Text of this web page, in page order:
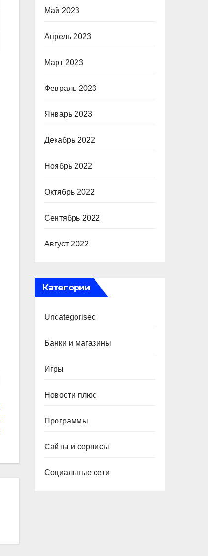
Май 2023
Апрель 2023
Март 2023
Февраль 2023
Январь 2023
Декабрь 2022
Ноябрь 2022
Октябрь 2022
Сентябрь 2022
Август 2022
Категории
Uncategorised
Банки и магазины
Игры
Новости плюс
Программы
Сайты и сервисы
Социальные сети